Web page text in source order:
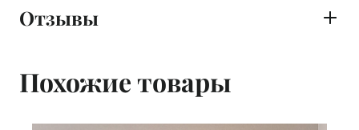
Отзывы
Похожие товары